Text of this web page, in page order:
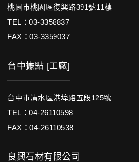
桃園市桃園區復興路391號11樓
TEL：03-3358837
FAX：03-3359037
台中據點 [工廠]
台中市清水區港埠路五段125號
TEL：04-26110598
FAX：04-26110538
良興石材有限公司